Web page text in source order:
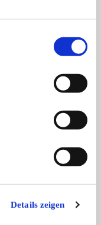
Details zeigen
Jaguar E-Type S1